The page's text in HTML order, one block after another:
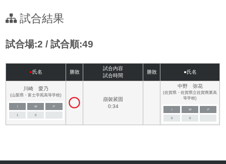
試合結果
試合場:2 / 試合順:49
●氏名 勝敗
試合内容
試合時間
勝敗 ●氏名
川崎 愛乃
(山梨県・富士学苑高等学校)
I W P
1 0
崩袈裟固
0:34
中野 弥花
(佐賀県・佐賀県立佐賀商業高
等学校)
I W P
0 0